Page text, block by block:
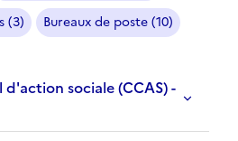
(3)
Bureaux de poste (10)